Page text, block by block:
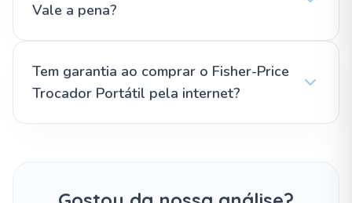
Vale a pena?
Tem garantia ao comprar o Fisher-Price
Trocador Portátil pela internet?